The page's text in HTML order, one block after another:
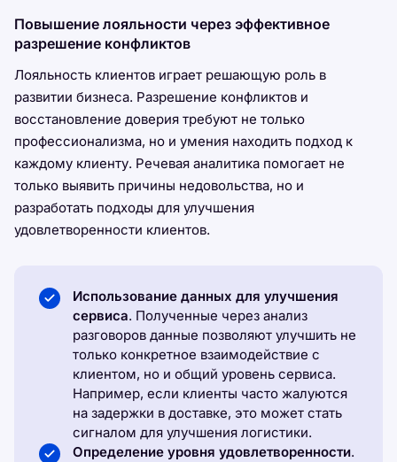
Повышение лояльности через эффективное
разрешение конфликтов
Лояльность клиентов играет решающую роль в
развитии бизнеса. Разрешение конфликтов и
восстановление доверия требуют не только
профессионализма, но и умения находить подход к
каждому клиенту. Речевая аналитика помогает не
только выявить причины недовольства, но и
разработать подходы для улучшения
удовлетворенности клиентов.
Использование данных для улучшения
сервиса. Полученные через анализ
разговоров данные позволяют улучшить не
только конкретное взаимодействие с
клиентом, но и общий уровень сервиса.
Например, если клиенты часто жалуются
на задержки в доставке, это может стать
сигналом для улучшения логистики.
Определение уровня удовлетворенности.